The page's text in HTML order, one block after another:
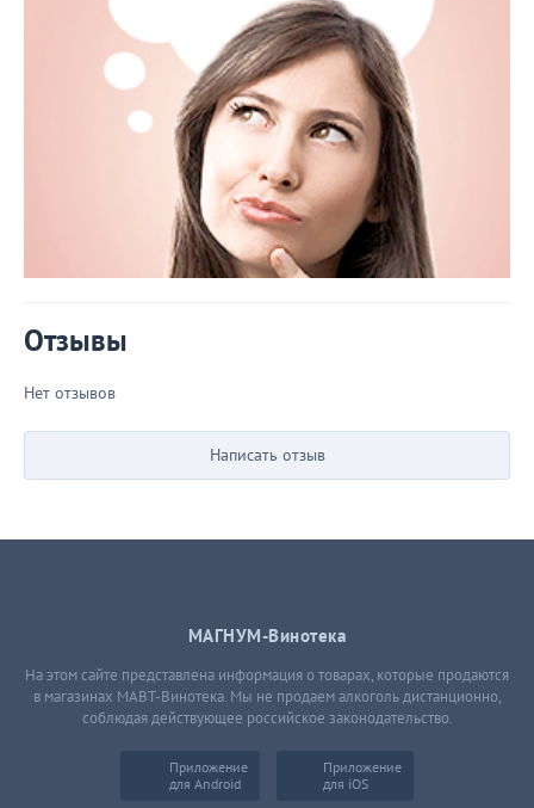
Отзывы
Нет отзывов
Написать отзыв
МАГНУМ-Винотека
На этом сайте представлена информация о товарах, которые продаются
в магазинах МАВТ-Винотека. Мы не продаем алкоголь дистанционно,
соблюдая действующее российское законодательство.
Приложение
для Android
Приложение
для iOS